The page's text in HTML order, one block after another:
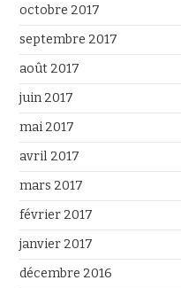
octobre 2017
septembre 2017
août 2017
juin 2017
mai 2017
avril 2017
mars 2017
février 2017
janvier 2017
décembre 2016